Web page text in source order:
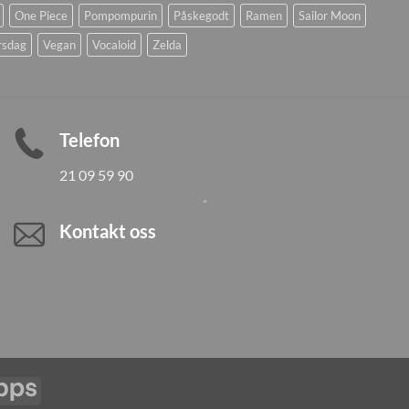
One Piece Pompompurin Påskegodt Ramen
Sailor Moon
Vegan Vocaloid Zelda
Telefon
21 09 59 90
Kontakt oss
Vipps